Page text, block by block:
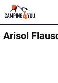
Arisol